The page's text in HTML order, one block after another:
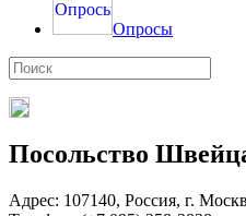
Опросы
Посольство
Адрес: 107140, Россия, г.